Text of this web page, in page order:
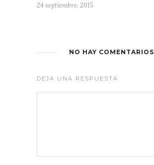
24 septiembre, 2015
NO HAY COMENTARIOS
DEJA UNA RESPUESTA